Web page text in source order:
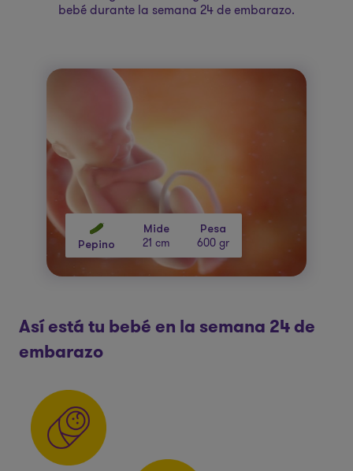
bebé durante la semana 24 de embarazo.
Pepino
Mide
21 cm
Pesa
600 gr
Así está tu bebé en la semana 24 de
embarazo